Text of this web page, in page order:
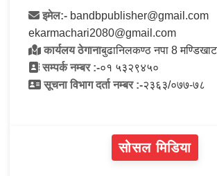
इमेल:- bandbpublisher@gmail.com
ekarmachari2080@gmail.com
कार्यलय ठेगानाबुढानिलकण्ठ नपा 8
सम्पर्क नम्बर :-०१ ५३२९४५०
सूचना विभाग दर्ता नम्बर :-२३६३/०७७-७८
सोसल मिडिया